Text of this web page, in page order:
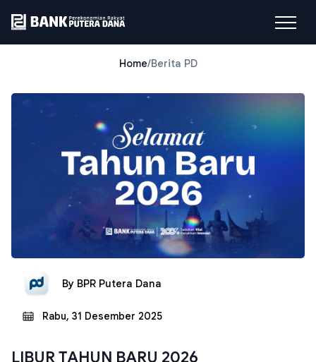
Home/Berita PD
By BPR Putera Dana
Rabu, 31 Desember 2025
LIBUR TAHUN BARU 2026